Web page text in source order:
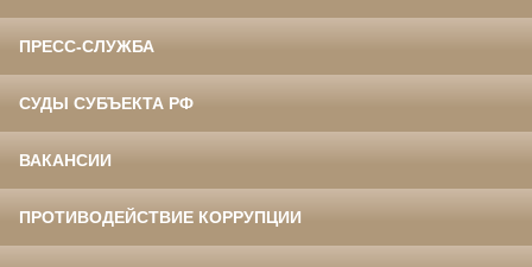
ПРЕСС-СЛУЖБА
СУДЫ СУБЪЕКТА РФ
ВАКАНСИИ
ПРОТИВОДЕЙСТВИЕ КОРРУПЦИИ